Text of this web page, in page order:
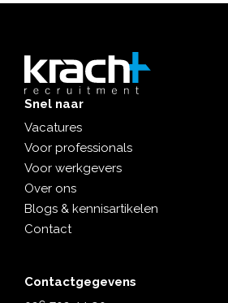
Snel naar
Vacatures
Voor professionals
Voor werkgevers
Over ons
Blogs & kennisartikelen
Contact
Contactgegevens